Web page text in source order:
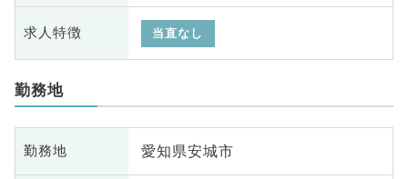
求人特徴 当直なし
勤務地
勤務地 愛知県安城市